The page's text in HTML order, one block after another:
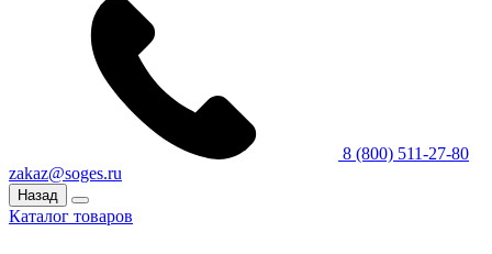
8 (800) 511-27-80
zakaz@soges.ru
Назад
Каталог товаров